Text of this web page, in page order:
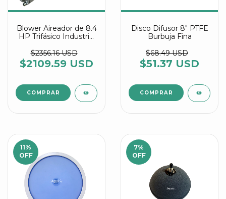
Blower Aireador de 8.4
HP Trifásico Industrial
2RB 720 7WW46
$2356.16 USD
$2109.59 USD
Disco Difusor 8" PTFE
Burbuja Fina
$68.49 USD
$51.37 USD
11%
OFF
7%
OFF